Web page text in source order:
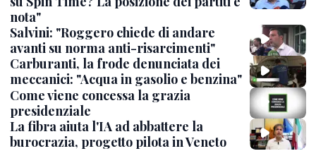
nota"
Salvini: "Roggero chiede di andare
avanti su norma anti-risarcimenti"
Carburanti, la frode denunciata dei
meccanici: "Acqua in gasolio e benzina"
Come viene concessa la grazia
presidenziale
La fibra aiuta l'IA ad abbattere la
burocrazia, progetto pilota in Veneto